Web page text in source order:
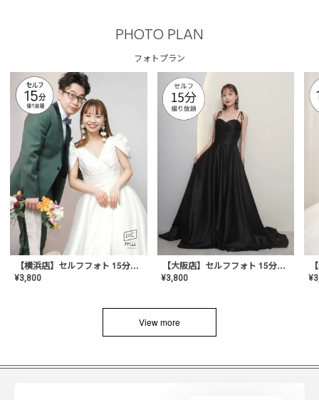
PHOTO PLAN
フォトプラン
【横浜店】セルフフォト 15分撮り放題プラン
¥3,800
【大阪店】セルフフォト 15分撮り放題プラン
¥3,800 ¥
View more